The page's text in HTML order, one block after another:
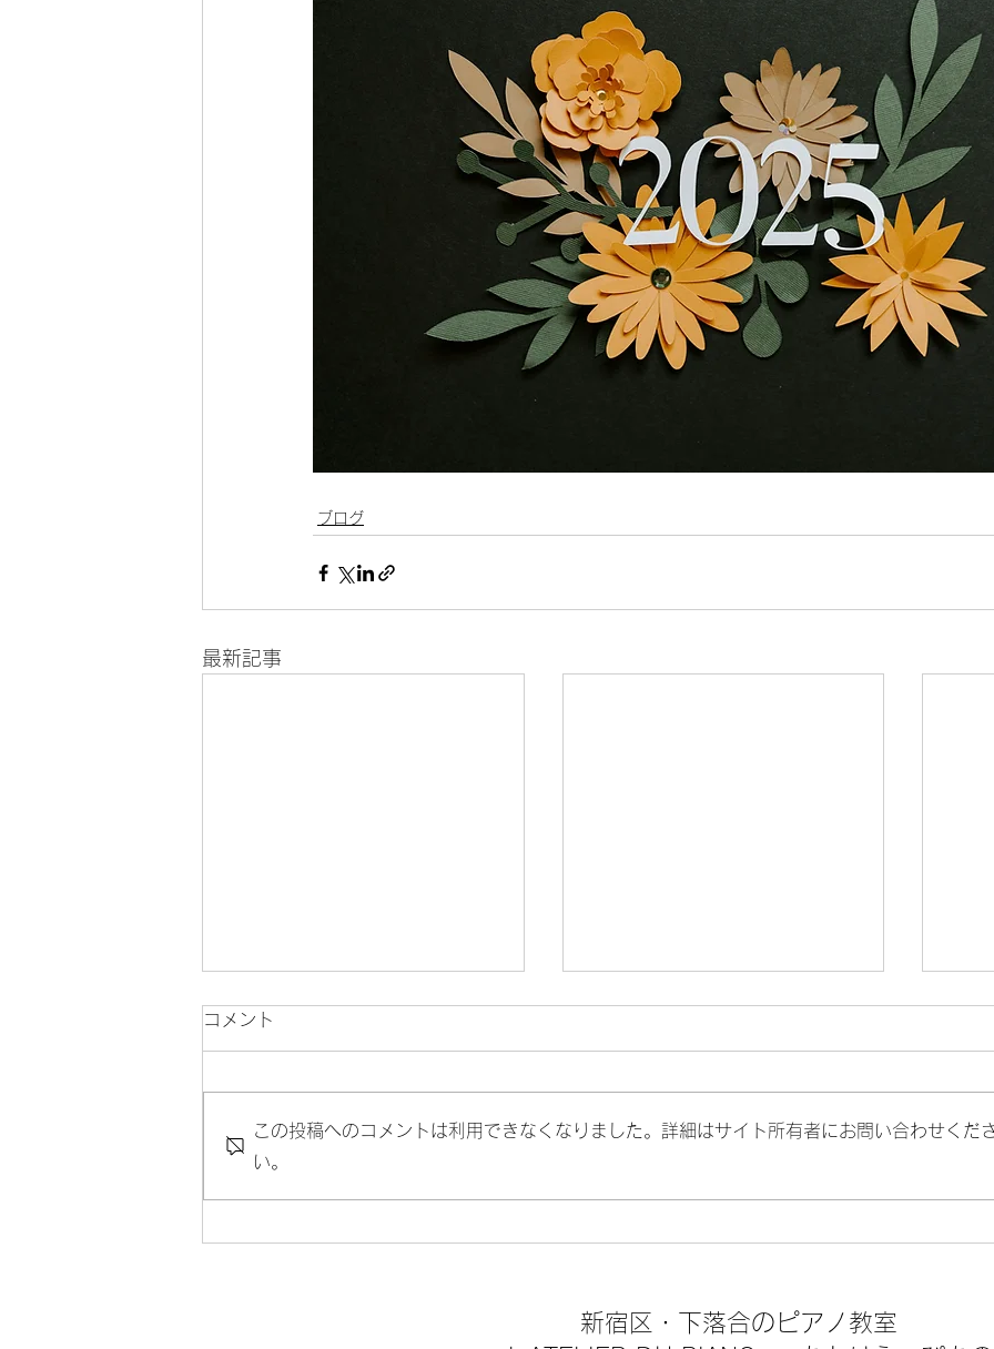
ブログ
最新記事
2026年もよろしくお願いし
た曲
が過ぎようとしています。 いつ
してしまう時がありました。 そ
ときには、 愛と感謝のエネルギ
コメント
この投稿へのコメントは利用できなくなりました。詳細はサイト所有者にお問い合わせくだ
い。
新宿区・
下落合のピアノ教室